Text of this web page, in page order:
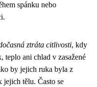
spánku nebo
ztráta citlivosti, kdy
teplo ani chlad v zasažené
by jejich ruka byla z
jejich tělu. Často se